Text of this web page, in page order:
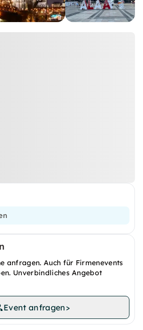
anfragen. Auch für Firmenevents
Unverbindliches Angebot
Event anfragen>